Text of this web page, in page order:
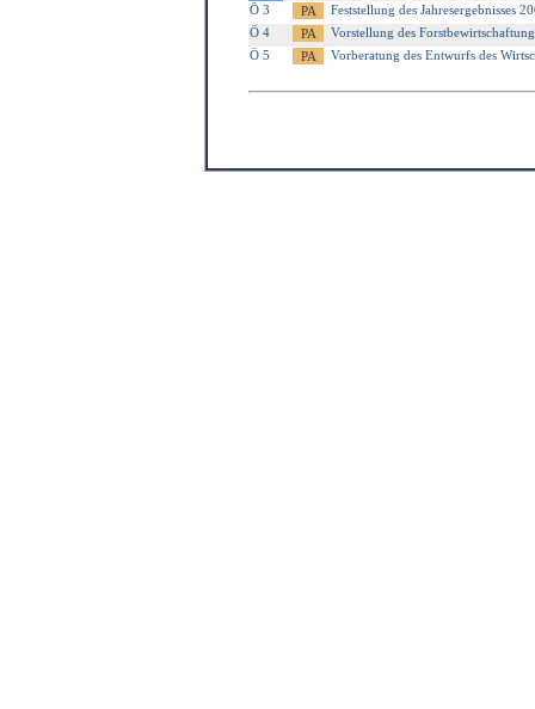
Ö 3
Feststellung des Jahresergebnisses
Ö 4
Vorstellung des
Ö 5
Vorberatung des Entwurfs des